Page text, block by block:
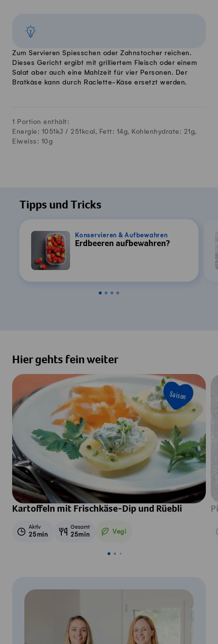
Zum Servieren Spiesschen oder Zahnstocher reichen.
Dieses Gericht ergibt mit grilliertem Fleisch oder einem
Salat aber auch eine Mahlzeit für vier Personen. Der
Bratkäse kann durch Raclette-Käse ersetzt werden.
1 Portion enthält:
Energie: 1051kJ / 251 kcal, Fett: 14g, Kohlenhydrate: 21 g,
Eiweiss: 10g
Tipps und Tricks
Konservieren & Aufbewahren
Erdbeeren aufbewahren?
Hier gehts fein weiter
Saison
Kartoffeln mit Frischkäse-Dip und Rüebli
Aktiv
25min
Gesamt
25min Vegi
Vegetarisch